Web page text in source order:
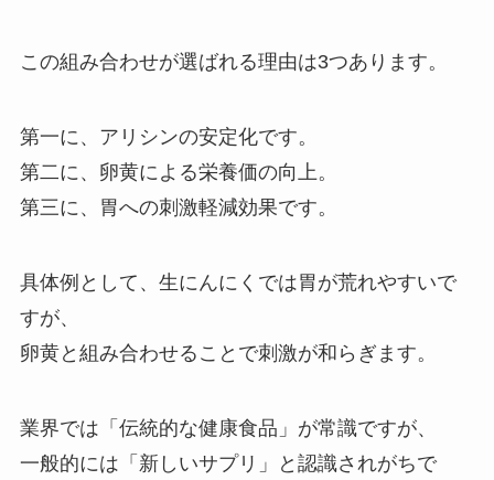
この組み合わせが選ばれる理由は3つあります。
第一に、アリシンの安定化です。
第二に、卵黄による栄養価の向上。
第三に、胃への刺激軽減効果です。
具体例として、生にんにくでは胃が荒れやすいで
すが、
卵黄と組み合わせることで刺激が和らぎます。
業界では「伝統的な健康食品」が常識ですが、
一般的には「新しいサプリ」と認識されがちで